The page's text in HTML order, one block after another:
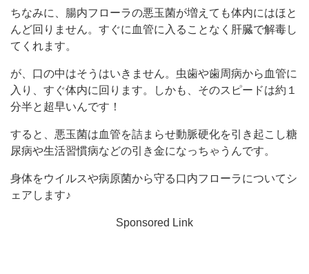
ちなみに、腸内フローラの悪玉菌が増えても体内にはほと
んど回りません。すぐに血管に入ることなく肝臓で解毒し
てくれます。
が、口の中はそうはいきません。虫歯や歯周病から血管に
入り、すぐ体内に回ります。しかも、そのスピードは約１
分半と超早いんです！
すると、悪玉菌は血管を詰まらせ動脈硬化を引き起こし糖
尿病や生活習慣病などの引き金になっちゃうんです。
身体をウイルスや病原菌から守る口内フローラについてシ
ェアします♪
Sponsored Link